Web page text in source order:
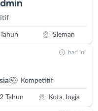
Sleman
Kompetitif
Tahun Kota Jogja
hari ini